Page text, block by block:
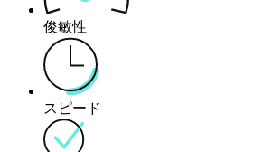
俊敏性
スピード